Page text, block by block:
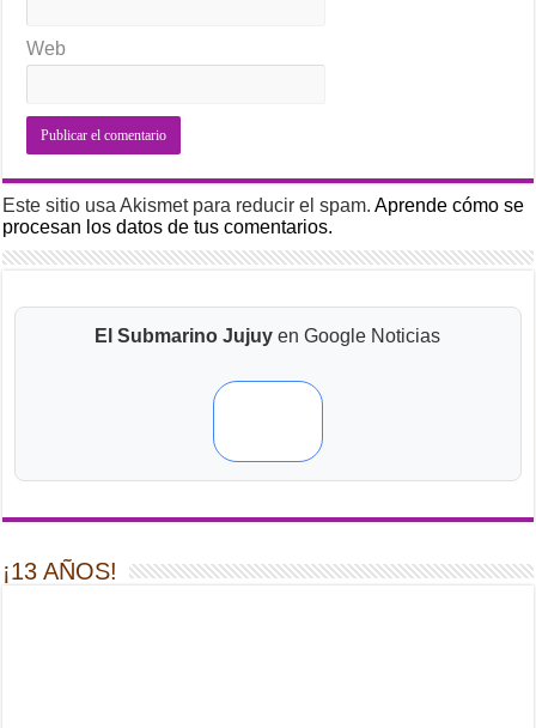
Web
Este sitio usa Akismet para reducir el spam.Aprende cómo se
procesan los datos de tus comentarios.
El Submarino Jujuy en Google Noticias
¡13 AÑOS!